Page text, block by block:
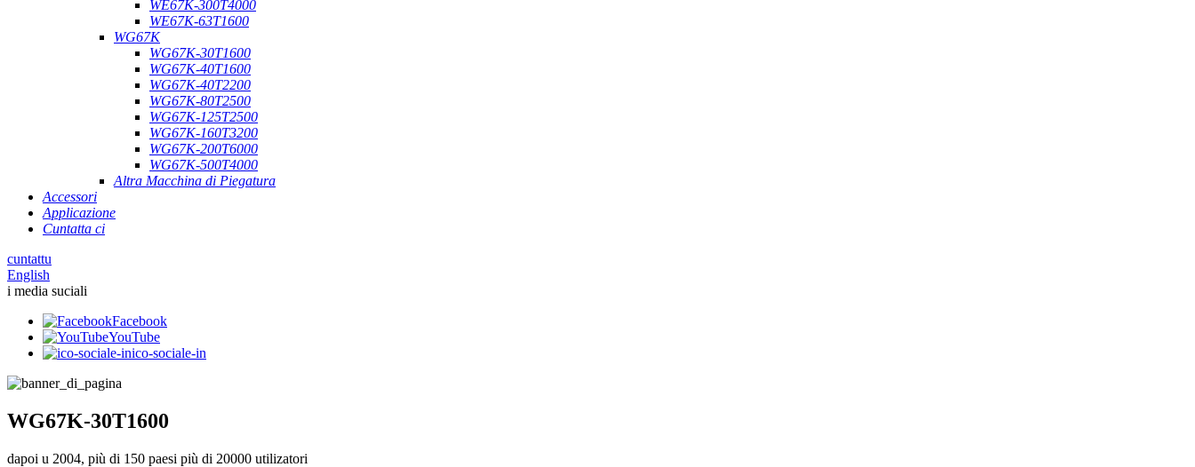
WE67K-300T4000
WE67K-63T1600
WG67K
WG67K-30T1600
WG67K-40T1600
WG67K-40T2200
WG67K-80T2500
WG67K-125T2500
WG67K-160T3200
WG67K-200T6000
WG67K-500T4000
Altra Macchina di Piegatura
Accessori
Applicazione
Cuntatta ci
cuntattu
English
i media suciali
Facebook
YouTube
ico-sociale-in
WG67K-30T1600
dapoi u 2004, più di 150 paesi più di 20000 utilizatori